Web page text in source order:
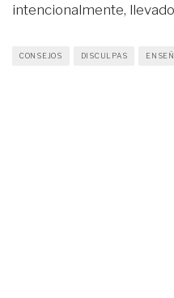
intencionalmente,
CONSEJOS DISCULPAS